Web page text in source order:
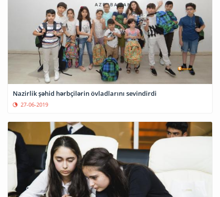
Nazirlik şəhid hərbçilərin övladlarını sevindirdi
27-06-2019